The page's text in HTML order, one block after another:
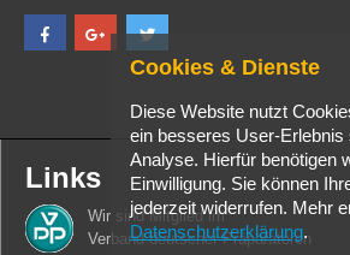
Links
Wir sind Mitglied im
Verband deutscher Präparatoren
Cookies & Dienste
Diese Website nutzt
ein besseres User-Erlebnis
Analyse. Hierfür benötigen
Einwilligung. Sie können
jederzeit widerrufen. Mehr
Datenschutzerklärung.